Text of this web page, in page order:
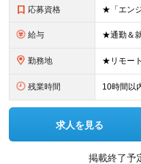
応募資格
給与
勤務地
残業時間 10時間以
求人を見る
掲載終了予